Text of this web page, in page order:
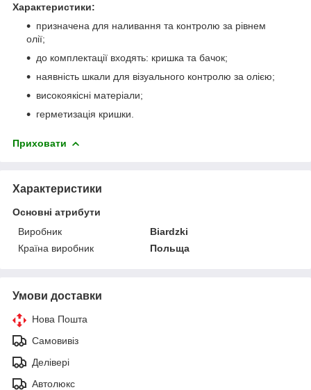
Характеристики:
призначена для наливання та контролю за рівнем
олії;
до комплектації входять: кришка та бачок;
наявність шкали для візуального контролю за олією;
високоякісні матеріали;
герметизація кришки.
Приховати
Характеристики
Основні атрибути
Виробник
Biardzki
Країна виробник
Польща
Умови доставки
Нова Пошта
Самовивіз
Делівері
Автолюкс